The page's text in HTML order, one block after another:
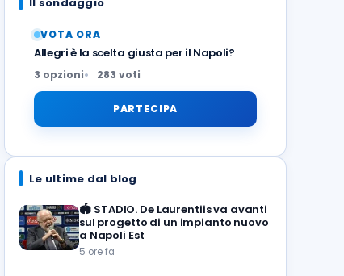
VOTA ORA
Allegri è la scelta giusta per il Napoli?
3 opzioni 283 voti
PARTECIPA
Le ultime dal blog
🏟️ STADIO. De Laurentiis va avanti
sul progetto di un impianto nuovo
a Napoli Est
5 ore fa